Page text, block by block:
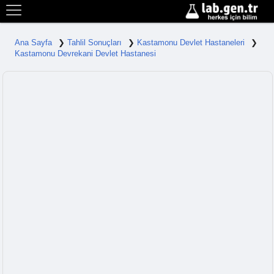
Ana Sayfa Tahlil Sonuçları
Kastamonu Devlet Hastaneleri
Kastamonu Devrekani Devlet Hastanesi